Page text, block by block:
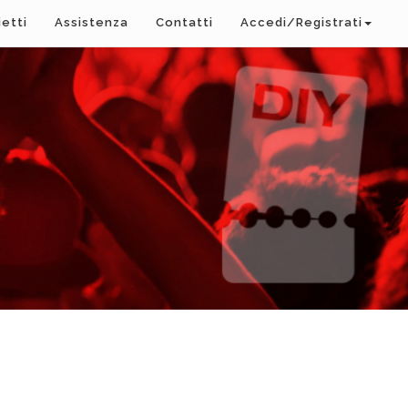
Assistenza Contatti Accedi/Registrati